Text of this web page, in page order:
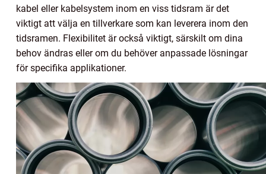
kabel eller kabelsystem inom en viss tidsram är det
viktigt att välja en tillverkare som kan leverera inom den
tidsramen. Flexibilitet är också viktigt, särskilt om dina
behov ändras eller om du behöver anpassade lösningar
för specifika applikationer.